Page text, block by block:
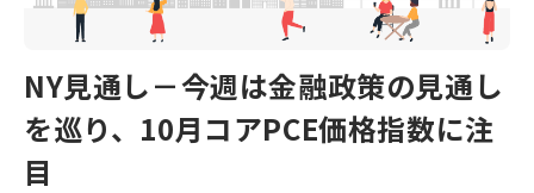
NY見通し－今週は金融政策の見通し
を巡り、10月コアPCE価格指数に注
目